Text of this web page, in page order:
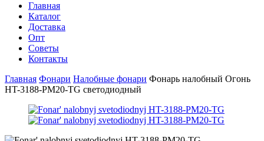
Главная
Каталог
Доставка
Опт
Советы
Контакты
Главная Фонари Налобные фонари Фонарь налобный Огонь
HT-3188-PM20-TG светодиодный